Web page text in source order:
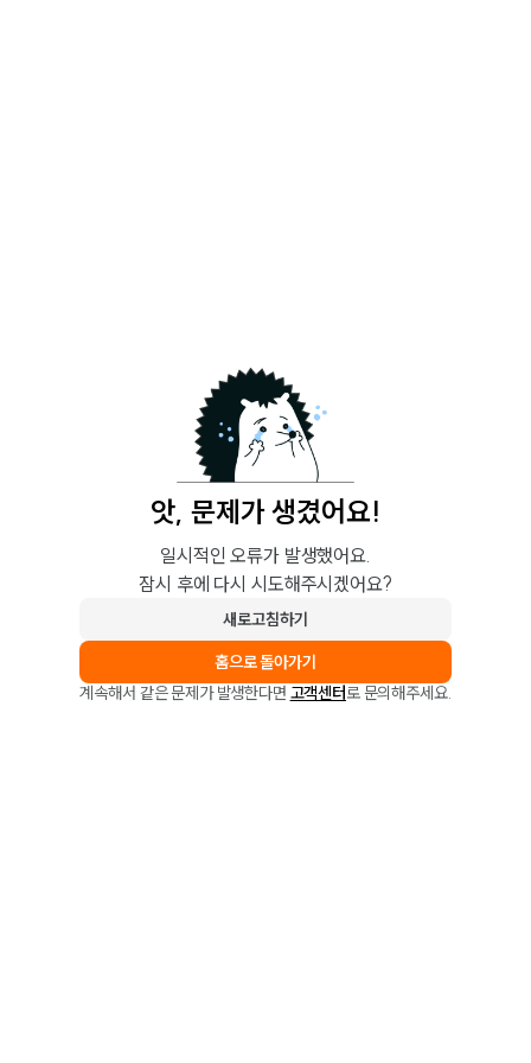
앗, 문제가 생겼어요!
일시적인 오류가 발생했어요.
잠시 후에 다시 시도해주시겠어요?
새로고침하기
홈으로 돌아가기
계속해서 같은 문제가 발생한다면 고객센터로 문의해주세요.